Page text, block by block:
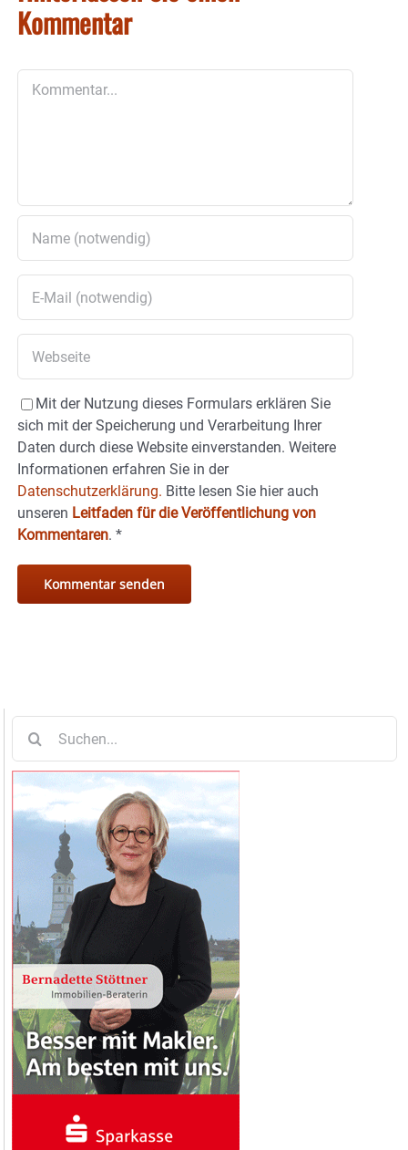
Kommentar
Mit der Nutzung dieses Formulars erklären Sie
sich mit der Speicherung und Verarbeitung Ihrer
Daten durch diese Website einverstanden. Weitere
Informationen erfahren Sie in der
Datenschutzerklärung. Bitte lesen Sie hier auch
unseren Leitfaden für die Veröffentlichung von
Kommentaren. *
nach: